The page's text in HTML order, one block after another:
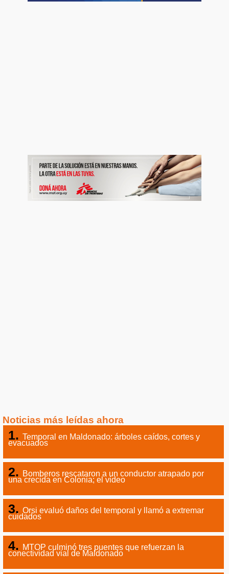
Noticias más leídas ahora
Temporal en Maldonado: árboles caídos, cortes y
evacuados
Bomberos rescataron a un conductor atrapado por
una crecida en Colonia; el video
Orsi evaluó daños del temporal y llamó a extremar
cuidados
MTOP culminó tres puentes que refuerzan la
conectividad vial de Maldonado